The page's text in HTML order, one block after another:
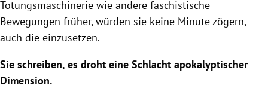
Tötungsmaschinerie wie andere faschistische
Bewegungen früher, würden sie keine Minute zögern,
auch die einzusetzen.
Sie schreiben, es droht eine Schlacht apokalyptischer
Dimension.